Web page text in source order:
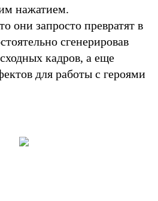
нажатием.
они запросто превратят в
сгенерировав
кадров, а еще
для работы с героями